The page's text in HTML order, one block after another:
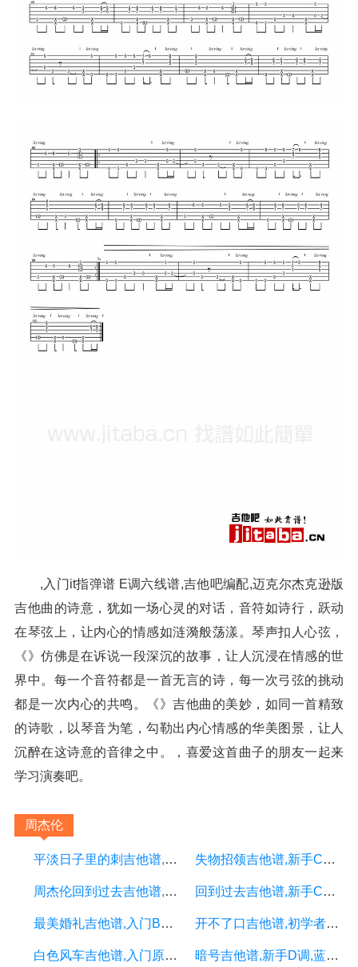
,入门it指弹谱 E调六线谱,吉他吧编配,迈克尔杰克逊版
吉他曲的诗意，犹如一场心灵的对话，音符如诗行，跃动
在琴弦上，让内心的情感如涟漪般荡漾。琴声扣人心弦，
《》仿佛是在诉说一段深沉的故事，让人沉浸在情感的世
界中。每一个音符都是一首无言的诗，每一次弓弦的挑动
都是一次内心的共鸣。《》吉他曲的美妙，如同一首精致
的诗歌，以琴音为笔，勾勒出内心情感的华美图景，让人
沉醉在这诗意的音律之中。，喜爱这首曲子的朋友一起来
学习演奏吧。
周杰伦
平淡日子里的刺吉他谱,新手G调简单版,简单吉他编配,宋冬野版 失物招领吉他谱,新手C调简单版,小叶歌吉他编配,徐秉龙版
周杰伦回到过去吉他谱,新手周杰伦吉他谱C调指法,小鹿吉他版 回到过去吉他谱,新手C调附演示,捷诚吉他教室编配,周杰伦版
最美婚礼吉他谱,入门B调男生版,吴先生编配,白小白版 开不了口吉他谱,初学者A调精选版,玩易吉他编配,周杰伦版
白色风车吉他谱,入门原调六线谱,凡凡吉他教室编配,周杰伦版 暗号吉他谱,新手D调,蓝莓吉他编配版本,不夹变调夹,周杰伦版